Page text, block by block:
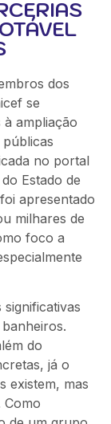
dos
se
ampliação
no portal
Estado de
apresentado
milhares de
foco a
do
já o
existem, mas
Como